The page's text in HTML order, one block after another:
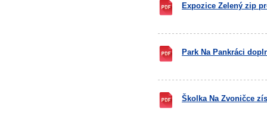
Expozice Zelený zip
Park Na Pankráci
Školka Na Zvoničce